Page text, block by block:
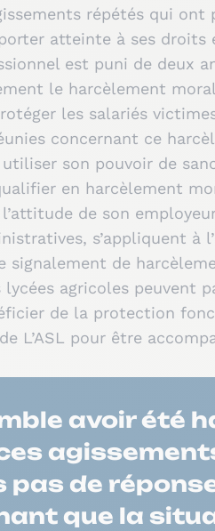
répétés qui
atteinte à ses droits
est puni de deux
le harcèlement
les salariés
concernant ce
son pouvoir de
en harcèlement
de son
s’appliquent à
signalement de
lycées agricoles peuvent
de la protection
L’ASL pour être
avoir été
pas de
que la